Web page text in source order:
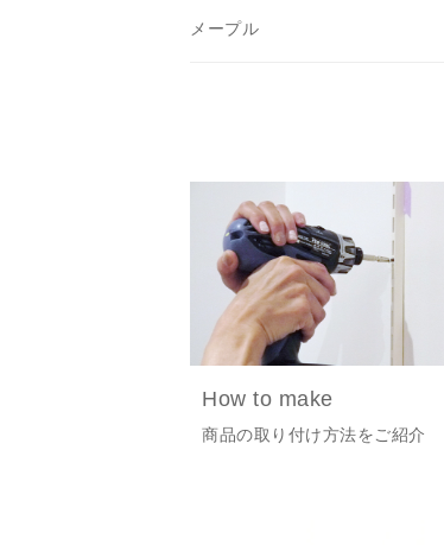
メープル
How to make
商品の取り付け方法をご紹介